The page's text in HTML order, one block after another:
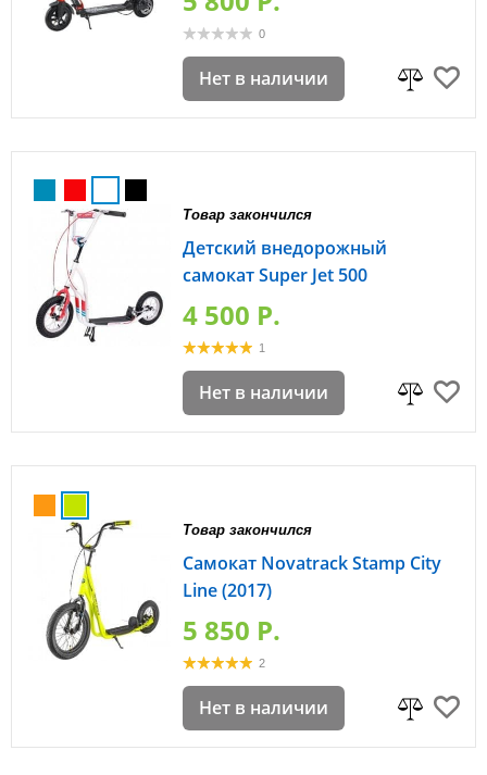
0
Нет в наличии
Товар закончился
Детский внедорожный
самокат Super Jet 500
4 500 P.
1
Нет в наличии
Товар закончился
Самокат Novatrack Stamp City
Line (2017)
5 850 P.
2
Нет в наличии